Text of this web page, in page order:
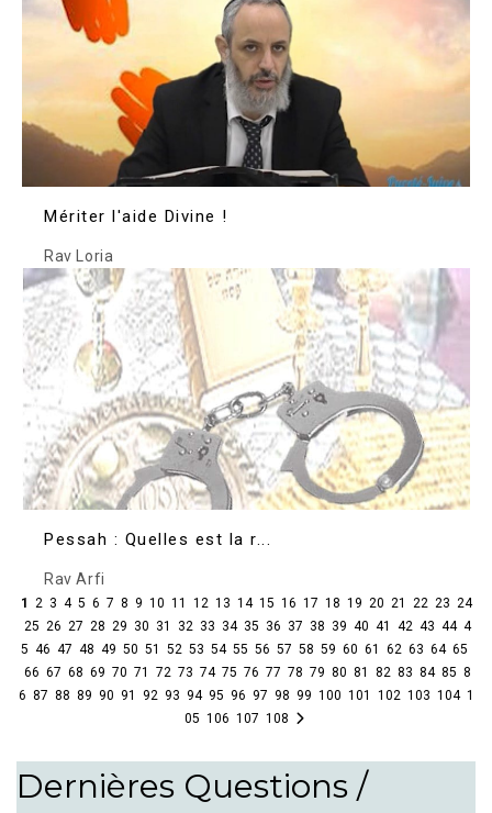
Mériter l'aide Divine !
Rav Loria
Pessah : Quelles est la r...
Rav Arfi
1 2 3 4 5 6 7 8 9 10 11 12 13 14 15 16 17 18 19 20 21 22 23 24
25 26 27 28 29 30 31 32 33 34 35 36 37 38 39 40 41 42 43 44 4
5 46 47 48 49 50 51 52 53 54 55 56 57 58 59 60 61 62 63 64 65
66 67 68 69 70 71 72 73 74 75 76 77 78 79 80 81 82 83 84 85 8
6 87 88 89 90 91 92 93 94 95 96 97 98 99 100 101 102 103 104 1
05 106 107 108
Dernières Questions /